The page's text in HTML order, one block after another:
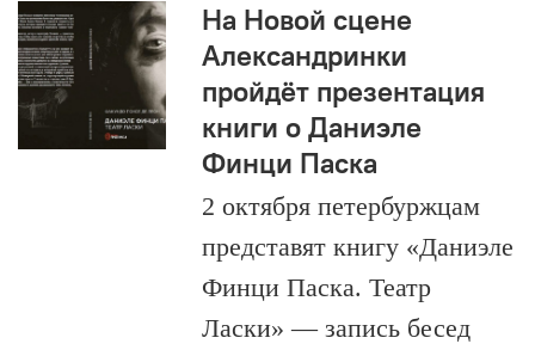
На Новой сцене
Александринки
пройдёт презентация
книги о Даниэле
Финци Паска
2 октября петербуржцам
представят книгу «Даниэле
Финци Паска. Театр
Ласки» — запись бесед